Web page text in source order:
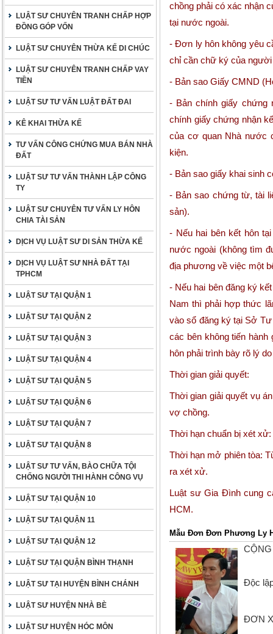
LUẬT SƯ CHUYÊN TRANH CHẤP HỢP
ĐỒNG GÓP VỐN
LUẬT SƯ CHUYÊN THỪA KẾ DI CHÚC
LUẬT SƯ CHUYÊN TRANH CHẤP VAY
TIỀN
LUẬT SƯ TƯ VẤN LUẬT ĐẤT ĐAI
KÊ KHAI THỪA KẾ
TƯ VẤN CÔNG CHỨNG MUA BÁN NHÀ
ĐẤT
LUẬT SƯ TƯ VẤN THÀNH LẬP CÔNG
TY
LUẬT SƯ CHUYÊN TƯ VẤN LY HÔN
CHIA TÀI SẢN
DỊCH VỤ LUẬT SƯ DI SẢN THỪA KẾ
DỊCH VỤ LUẬT SƯ NHÀ ĐẤT TẠI
TPHCM
LUẬT SƯ TẠI QUẬN 1
LUẬT SƯ TẠI QUẬN 2
LUẬT SƯ TẠI QUẬN 3
LUẬT SƯ TẠI QUẬN 4
LUẬT SƯ TẠI QUẬN 5
LUẬT SƯ TẠI QUẬN 6
LUẬT SƯ TẠI QUẬN 7
LUẬT SƯ TẠI QUẬN 8
LUẬT SƯ TƯ VẤN, BÀO CHỮA TỘI
CHỐNG NGƯỜI THI HÀNH CÔNG VỤ
LUẬT SƯ TẠI QUẬN 10
LUẬT SƯ TẠI QUẬN 11
LUẬT SƯ TẠI QUẬN 12
LUẬT SƯ TẠI QUẬN BÌNH THẠNH
LUẬT SƯ TẠI HUYỆN BÌNH CHÁNH
LUẬT SƯ HUYỆN NHÀ BÈ
LUẬT SƯ HUYỆN HÓC MÔN
chồng phải có xác nhận
tại nước ngoài.
- Đơn ly hôn không yêu
chỉ cần chữ ký của
- Bản sao Giấy CMND
- Bản chính giấy chứng
chính giấy chứng nhận
của cơ quan Nhà nước
kiện.
- Bản sao giấy khai sinh
- Bản sao chứng từ, tài
sản).
- Nếu hai bên kết hôn
nước ngoài (không tìm
địa phương về việc một
- Nếu hai bên đăng ký
Nam thì phải hợp thức
vào sổ đăng ký tại Sở
các bên không tiến
hôn phải trình bày rõ lý
Thời gian giải quyết:
Thời gian giải quyết vụ
vợ chồng.
Thời hạn chuẩn bị xét
Thời hạn mở phiên tòa:
ra xét xử.
Luật sư Gia Đình cung
HCM.
Mẫu Đơn Đơn Phương Ly
Độc
ĐƠN